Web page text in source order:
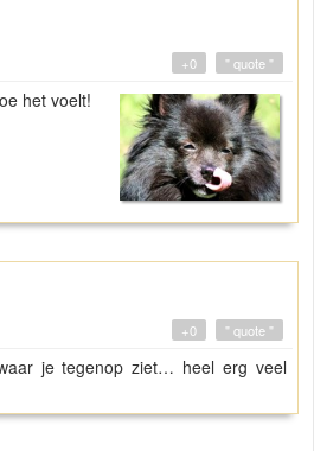
" quote "
+0
het voelt!
" quote "
+0
je tegenop ziet… heel erg veel